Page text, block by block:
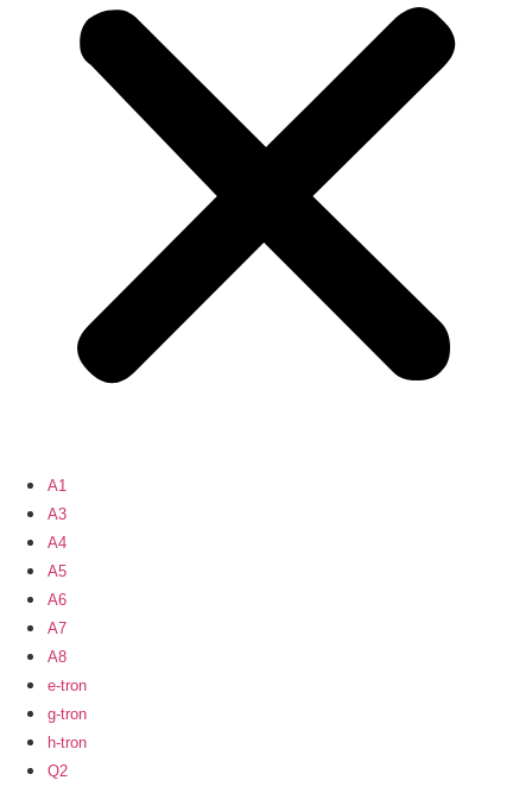
A1
A3
A4
A5
A6
A7
A8
e-tron
g-tron
h-tron
Q2